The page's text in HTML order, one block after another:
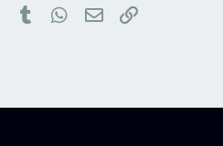
PinterestTumblr WhatsApp
EmailLink